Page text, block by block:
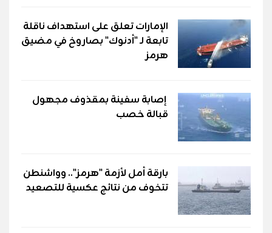
الإمارات تعلق على استهداف ناقلة
تابعة لـ "أدنوك" بصاروخ في مضيق
هرمز
إصابة سفينة بمقذوف مجهول
قبالة خصب
بارقة أمل لأزمة "هرمز".. وواشنطن
تتخوف من نتائج عكسية للتصعيد